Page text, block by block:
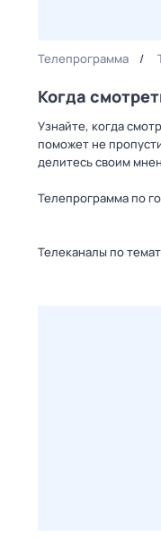
Телепрограмма
Когда
Узнайте, когда
поможет не
делитесь своим
Телепрограмма по
Телеканалы по